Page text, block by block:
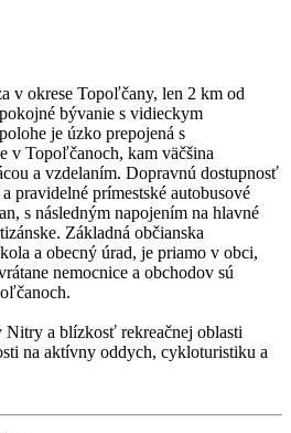
v okrese Topoľčany, len 2 km od
bývanie s vidieckym
je úzko prepojená s
v Topoľčanoch, kam väčšina
a vzdelaním. Dopravnú dostupnosť
pravidelné prímestské autobusové
s následným napojením na hlavné
Základná občianska
a obecný úrad, je priamo v obci,
nemocnice a obchodov sú
a blízkosť rekreačnej oblasti
na aktívny oddych, cykloturistiku a